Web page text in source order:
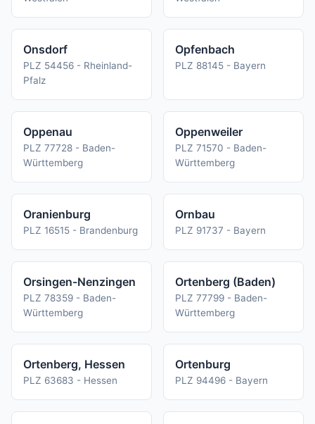
Onsdorf
PLZ 54456 - Rheinland-
Pfalz
Opfenbach
PLZ 88145 - Bayern
Oppenau
PLZ 77728 - Baden-
Württemberg
Oppenweiler
PLZ 71570 - Baden-
Württemberg
Oranienburg
PLZ 16515 - Brandenburg
Ornbau
PLZ 91737 - Bayern
Orsingen-Nenzingen
PLZ 78359 - Baden-
Württemberg
Ortenberg (Baden)
PLZ 77799 - Baden-
Württemberg
Ortenberg, Hessen
PLZ 63683 - Hessen
Ortenburg
PLZ 94496 - Bayern